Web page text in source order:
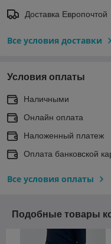
Доставка Европочтой
Все условия доставки
Условия оплаты
Наличными
Онлайн оплата
Наложенный платеж
Оплата банковской
Все условия оплаты
Подобные товары